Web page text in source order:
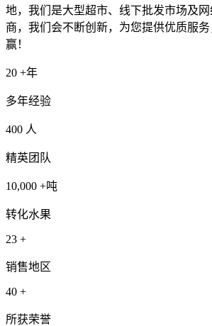
地，我们是大型超市、线下批发市场及
商，我们会不断创新，为您提供优质服
赢！
20 +年
多年经验
400 人
精英团队
10,000 +吨
转化水果
23 +
销售地区
40 +
所获荣誉